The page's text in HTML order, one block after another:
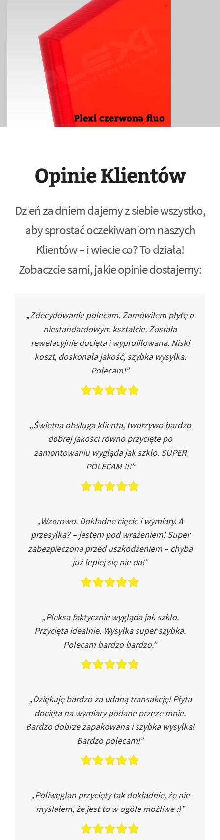
Opinie Klientów
Dzień za dniem dajemy z siebie wszystko,
aby sprostać oczekiwaniom naszych
Klientów – i wiecie co? To działa!
Zobaczcie sami, jakie opinie dostajemy:
„Zdecydowanie polecam. Zamówiłem płytę o
niestandardowym kształcie. Została
rewelacyjnie docięta i wyprofilowana. Niski
koszt, doskonała jakość, szybka wysyłka.
Polecam!”
„Świetna obsługa klienta, tworzywo bardzo
dobrej jakości równo przycięte po
zamontowaniu wygląda jak szkło. SUPER
POLECAM !!!”
„Wzorowo. Dokładne cięcie i wymiary. A
przesyłka? – jestem pod wrażeniem! Super
zabezpieczona przed uszkodzeniem – chyba
już lepiej się nie da!”
„Pleksa faktycznie wygląda jak szkło.
Przycięta idealnie. Wysyłka super szybka.
Polecam bardzo bardzo.”
„Dziękuję bardzo za udaną transakcję! Płyta
docięta na wymiary podane przeze mnie.
Bardzo dobrze zapakowana i szybka wysyłka!
Bardzo polecam!”
„Poliwęglan przycięty tak dokładnie, że nie
myślałem, że jest to w ogóle możliwe :)”